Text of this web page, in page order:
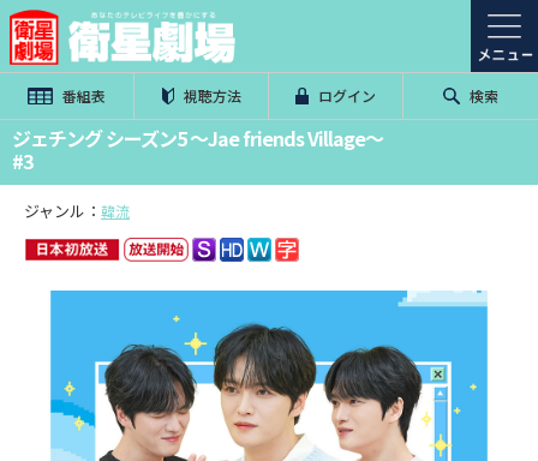
番組表 視聴方法 ログイン 検索
ジェチング シーズン5 ～Jae friends Village～
#3
ジャンル： 韓流